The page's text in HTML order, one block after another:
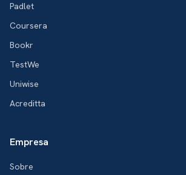
Padlet
Coursera
Bookr
TestWe
Uniwise
Acreditta
Empresa
Sobre